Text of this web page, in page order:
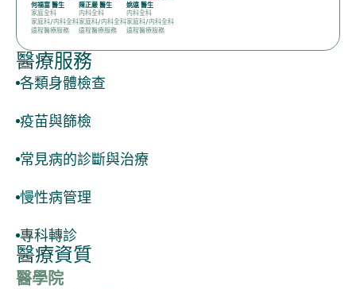
何福富 醫生
家庭全科
家庭科/内科全科
遠程醫療服務
陳正嚴 醫生
内科全科
家庭科/内科全科
遠程醫療服務
姚遠 醫生
内科全科
家庭科/内科全科
遠程醫療服務
醫療服務
各類身體檢查
疫苗與篩檢
常見病的診斷與治療
慢性病管理
專科轉診
醫療資質
醫學院